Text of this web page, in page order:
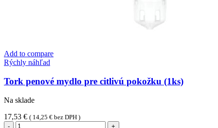
Add to compare
Rýchly náhľad
Tork penové mydlo pre citlivú pokožku (1ks)
Na sklade
17,53 € ( 14,25 € bez DPH )
množstvo